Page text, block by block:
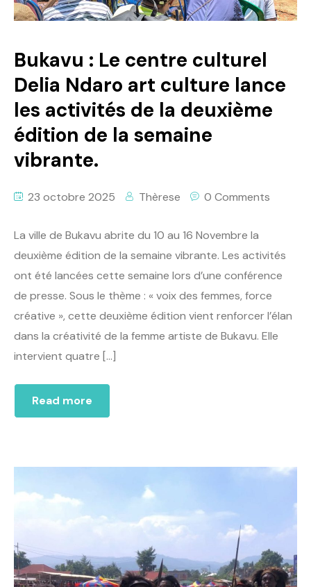
Politique
Entreprenariat
Bukavu : Le centre culturel
Delia Ndaro art culture lance
les activités de la deuxième
édition de la semaine
vibrante.
23 octobre 2025 Thèrese 0 Comments
La ville de Bukavu abrite du 10 au 16 Novembre la
deuxième édition de la semaine vibrante. Les activités
ont été lancées cette semaine lors d’une conférence
de presse. Sous le thème : « voix des femmes, force
créative », cette deuxième édition vient renforcer l’élan
dans la créativité de la femme artiste de Bukavu. Elle
intervient quatre […]
Read more